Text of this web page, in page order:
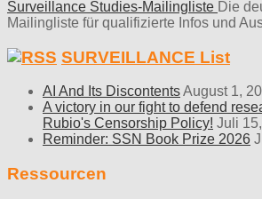
Surveillance Studies-Mailingliste Die
Mailingliste für qualifizierte Infos und
SURVEILLANCE List
AI And Its DiscontentsAugust 1,
A victory in our fight to defend
Rubio's Censorship Policy! Juli
Reminder: SSN Book Prize 2026
Ressourcen